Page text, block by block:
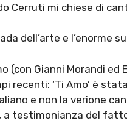
Cerruti mi chiese di
dell’arte e l’enorme
(con Gianni Morandi
‘Ti Amo’ è
e non la verione
a testimonianza del